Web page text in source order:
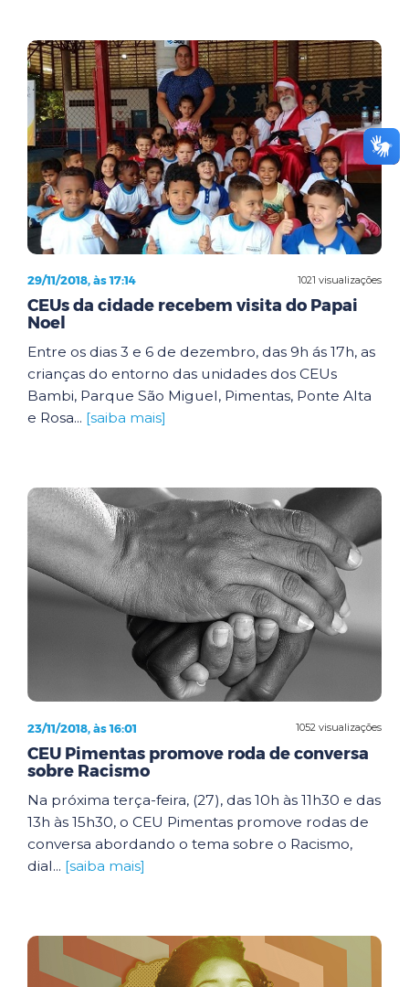
1021 visualizações
29/11/2018, às 17:14
CEUs da cidade recebem visita do Papai
Noel
Entre os dias 3 e 6 de dezembro, das 9h ás 17h, as
crianças do entorno das unidades dos CEUs
Bambi, Parque São Miguel, Pimentas, Ponte Alta
e Rosa... [saiba mais]
1052 visualizações
23/11/2018, às 16:01
CEU Pimentas promove roda de conversa
sobre Racismo
Na próxima terça-feira, (27), das 10h às 11h30 e das
13h às 15h30, o CEU Pimentas promove rodas de
conversa abordando o tema sobre o Racismo,
dial... [saiba mais]